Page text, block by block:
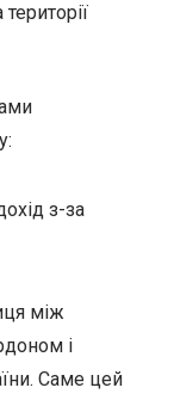
з-за
між
і
Саме цей